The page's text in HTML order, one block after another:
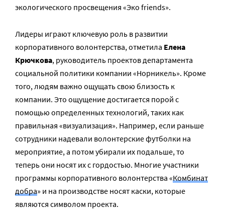
экологического просвещения «Эко friends».
Лидеры играют ключевую роль в развитии
корпоративного волонтерства, отметила Елена
Крючкова, руководитель проектов департамента
социальной политики компании «Норникель». Кроме
того, людям важно ощущать свою близость к
компании. Это ощущение достигается порой с
помощью определенных технологий, таких как
правильная «визуализация». Например, если раньше
сотрудники надевали волонтерские футболки на
мероприятие, а потом убирали их подальше, то
теперь они носят их с гордостью. Многие участники
программы корпоративного волонтерства «Комбинат
добра» и на производстве носят каски, которые
являются символом проекта.